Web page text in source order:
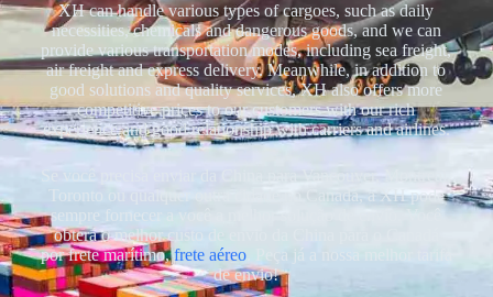
XH can handle various types of cargoes, such as daily
necessities, chemicals and dangerous goods, and we can
provide various transportation modes, including sea freight,
air freight and express delivery. Meanwhile, in addition to
good solutions and quality services, XH also offers more
competitive prices to our customers with our rich
experience and good relationship with carriers and airlines.
Toronto ou qualquer outra cidade no Canadá, a XH pode
sempre fornecer a você a melhor solução de envio. Você
obterá o melhor custo de envio da China para o Canadá
por frete marítimo,frete aéreo. Peça já a nossa melhor tarifa
de envio!